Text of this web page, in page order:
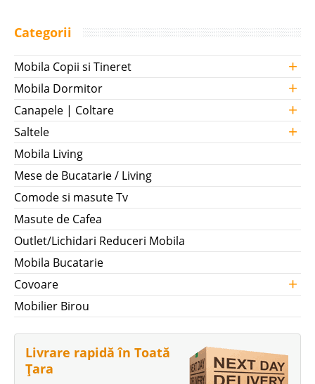
Categorii
Mobila Copii si Tineret +
Mobila Dormitor +
Canapele | Coltare +
Saltele +
Mobila Living
Mese de Bucatarie / Living
Comode si masute Tv
Masute de Cafea
Outlet/Lichidari Reduceri Mobila
Mobila Bucatarie
Covoare
+
Mobilier Birou
Livrare rapidă în Toată
Țara